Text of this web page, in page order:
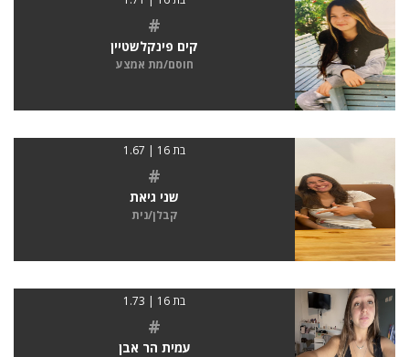
#
קים פינקלשטיין
חוסם/מת אמצע
בת 16 | 1.67
#
שני גיאת
קבלן/נית
בת 16 | 1.73
#
עמית הר אבן